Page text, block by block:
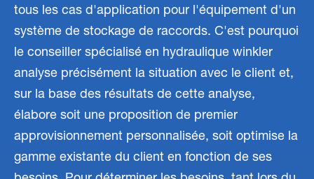
tous les cas d'application pour l'équipement d'un
système de stockage de raccords. C'est pourquoi
le conseiller spécialisé en hydraulique winkler
analyse précisément la situation avec le client et,
sur la base des résultats de cette analyse,
élabore soit une proposition de premier
approvisionnement personnalisée, soit optimise la
gamme existante du client en fonction de ses